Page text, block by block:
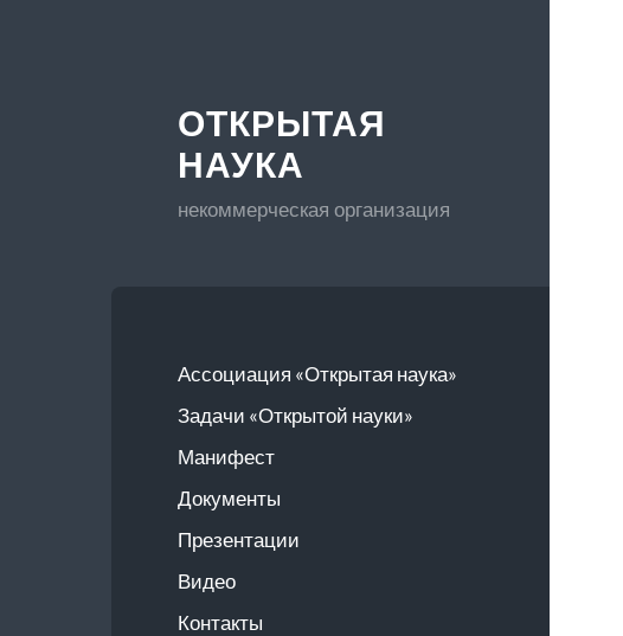
ОТКРЫТАЯ
НАУКА
некоммерческая организация
Ассоциация «Открытая наука»
Задачи «Открытой науки»
Манифест
Документы
Презентации
Видео
Контакты